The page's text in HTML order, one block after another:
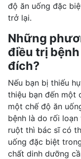
độ ăn uống đặc
trở lại.
Những
điều trị
đích?
Nếu bạn bị thiếu
thiệu bạn đến một
một chế độ ăn
bệnh là do rối loạn
ruột thì bác sĩ có
uống đặc biệt
chất dinh dưỡng